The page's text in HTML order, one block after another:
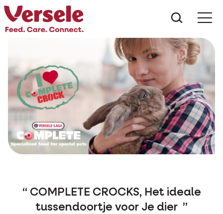
COMPLETE CROCKS, Het ideale
tussendoortje voor Je dier